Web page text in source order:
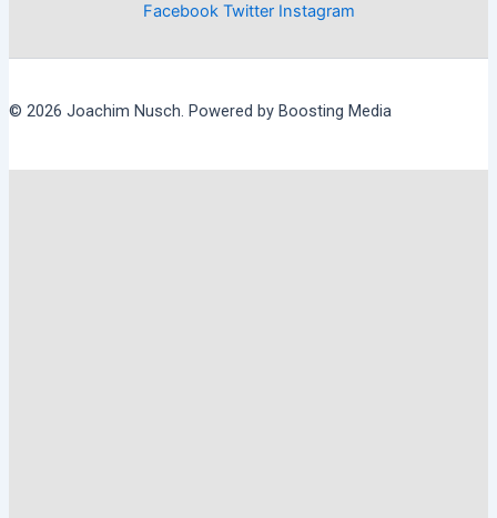
Facebook Twitter Instagram
© 2026 Joachim Nusch. Powered by Boosting Media